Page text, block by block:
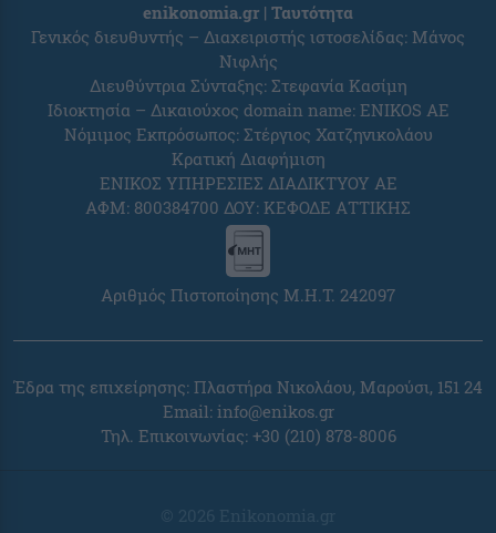
enikonomia.gr | Ταυτότητα
Γενικός διευθυντής – Διαχειριστής ιστοσελίδας: Μάνος
Νιφλής
Διευθύντρια Σύνταξης: Στεφανία Κασίμη
Ιδιοκτησία – Δικαιούχος domain name: ENIKOS AE
Νόμιμος Εκπρόσωπος: Στέργιος Χατζηνικολάου
Κρατική Διαφήμιση
ΕΝΙΚΟΣ ΥΠΗΡΕΣΙΕΣ ΔΙΑΔΙΚΤΥΟΥ ΑΕ
ΑΦΜ: 800384700 ΔΟΥ: ΚΕΦΟΔΕ ΑΤΤΙΚΗΣ
Αριθμός Πιστοποίησης Μ.Η.Τ. 242097
Έδρα της επιχείρησης: Πλαστήρα Νικολάου, Μαρούσι, 151 24
Email: info@enikos.gr
Τηλ. Επικοινωνίας: +30 (210) 878-8006